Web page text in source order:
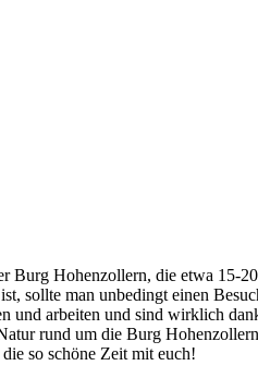
Burg Hohenzollern, die etwa
sollte man unbedingt einen
arbeiten und sind wirklich
rund um die Burg
so schöne Zeit mit euch!